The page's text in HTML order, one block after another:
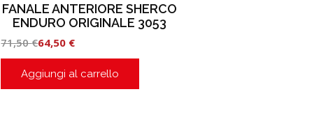
FANALE ANTERIORE SHERCO
ENDURO ORIGINALE 3053
71,50€64,50 €
Aggiungi al carrello